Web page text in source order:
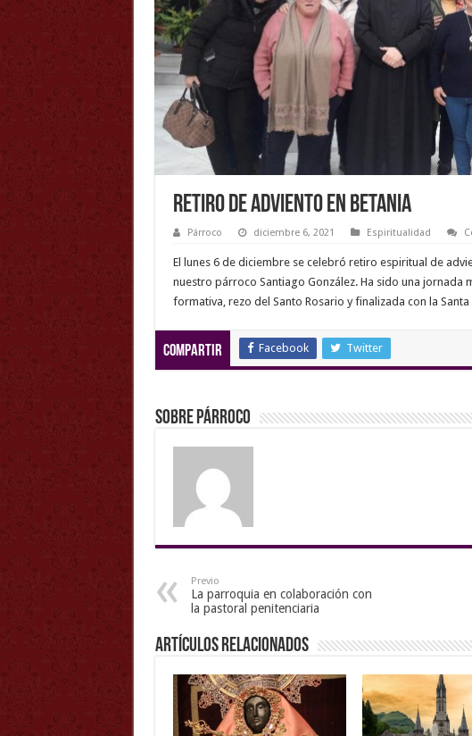
Retiro de adviento en Betania
Párroco diciembre 6, 2021 Espiritualidad
El lunes 6 de diciembre se celebró retiro espiritual de
nuestro párroco Santiago González. Ha sido una jornada
formativa, rezo del Santo Rosario y finalizada con la Santa
Compartir Facebook Twitter
Sobre Párroco
Previo
La parroquia en colaboración con
la pastoral penitenciaria
Artículos Relacionados